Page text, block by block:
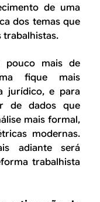
de uma
dos temas que
trabalhistas.
pouco mais de
fique mais
jurídico, e para
de dados que
mais formal,
modernas.
adiante será
trabalhista